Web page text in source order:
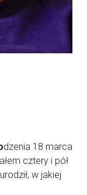
dzenia 18 marca
cztery i pół
w jakiej